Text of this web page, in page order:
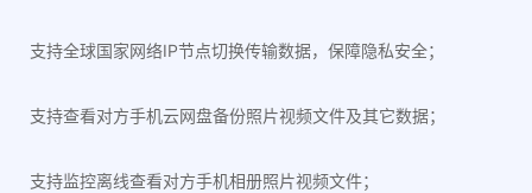
支持全球国家网络IP节点切换传输数据，保障隐私安全；
支持查看对方手机云网盘备份照片视频文件及其它数据；
支持监控离线查看对方手机相册照片视频文件；